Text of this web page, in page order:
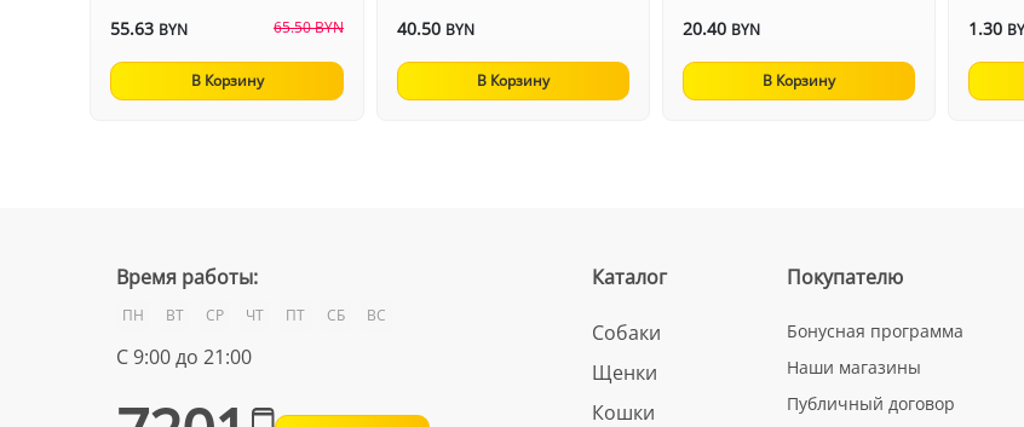
55.63 BYN 65.50 BYN
В Корзину
40.50 BYN
В Корзину
20.40 BYN
В Корзину
1.30
Время работы:
ПН ВТ СР ЧТ ПТ СБ ВС
С 9:00 до 21:00
Каталог
Собаки
Щенки
Кошки
Покупателю
Бонусная программа
Наши магазины
Публичный договор